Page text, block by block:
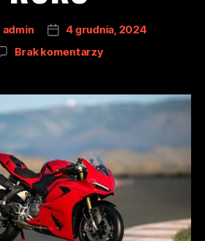
admin
4 grudnia, 2024
Brak komentarzy